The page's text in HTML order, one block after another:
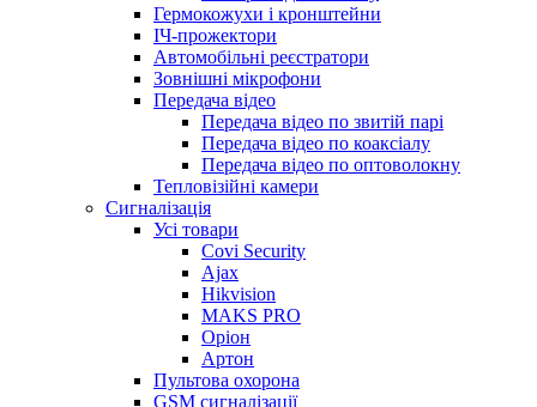
Гермокожухи і кронштейни
ІЧ-прожектори
Автомобільні реєстратори
Зовнішні мікрофони
Передача відео
Передача відео по звитій парі
Передача відео по коаксіалу
Передача відео по оптоволокну
Тепловізійні камери
Cигналізація
Усі товари
Covi Security
Ajax
Hikvision
MAKS PRO
Оріон
Артон
Пультова охорона
GSM сигналізації